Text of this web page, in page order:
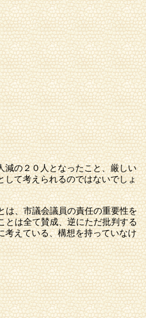
減の２０人となったこと、厳しい
して考えられるのではないでしょ
は、市議会議員の責任の重要性を
とは全て賛成、逆にただ批判する
考えている、構想を持っていなけ